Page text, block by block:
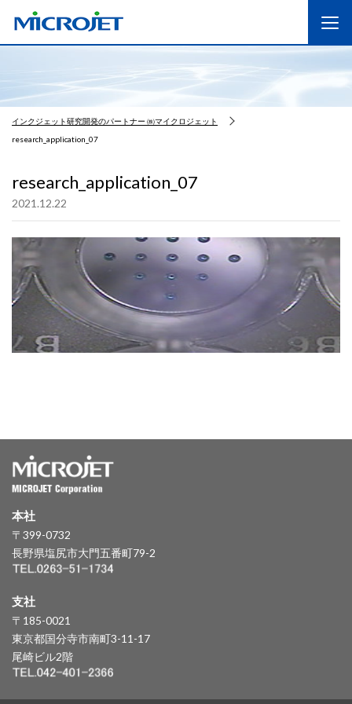
インクジェット研究開発のパートナー ㈱マイクロジェット
research_application_07
research_application_07
2021.12.22
本社
〒399-0732
長野県塩尻市大門五番町79-2
支社
〒185-0021
東京都国分寺市南町3-11-17
尾崎ビル2階